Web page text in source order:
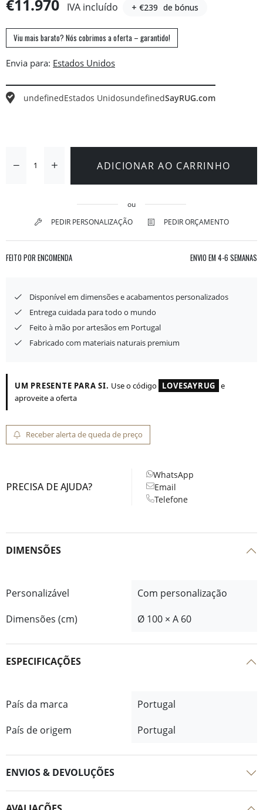
€11.970 IVA incluído + €239 de bónus
Viu mais barato? Nós cobrimos a oferta – garantido!
Envia para:
undefinedEstados UnidosundefinedSayRUG.com
ADICIONAR AO CARRINHO
ou
PEDIR PERSONALIZAÇÃO
PEDIR ORÇAMENTO
FEITO POR ENCOMENDA ENVIO EM 4-6 SEMANAS
Disponível em dimensões e acabamentos personalizados
Entrega cuidada para todo o mundo
Feito à mão por artesãos em Portugal
Fabricado com materiais naturais premium
UM PRESENTE PARA SI. Use o código LOVESAYRUG e
aproveite a oferta
Receber alerta de queda de preço
PRECISA DE AJUDA?
WhatsApp
Email
Telefone
DIMENSÕES
Personalizável
Com personalização
Dimensões (cm)
Ø 100 × A 60
ESPECIFICAÇÕES
País da marca
Portugal
País de origem
Portugal
ENVIOS & DEVOLUÇÕES